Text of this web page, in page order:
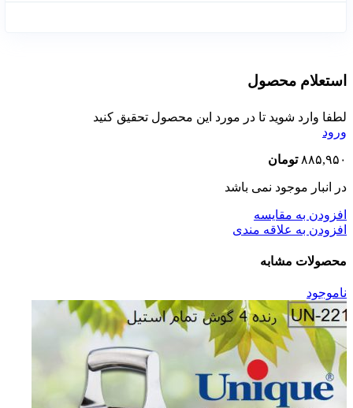
استعلام محصول
لطفا وارد شوید تا در مورد این محصول تحقیق کنید
ورود
۸۸۵,۹۵۰ تومان
در انبار موجود نمی باشد
افزودن به مقایسه
افزودن به علاقه مندی
محصولات مشابه
ناموجود